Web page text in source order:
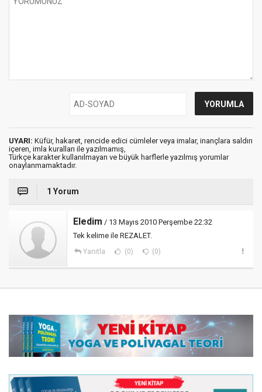
UYARI: Küfür, hakaret, rencide edici cümleler veya imalar, inançlara saldırı
içeren, imla kuralları ile yazılmamış,
Türkçe karakter kullanılmayan ve büyük harflerle yazılmış yorumlar
onaylanmamaktadır.
1 Yorum
Eledim / 13 Mayıs 2010 Perşembe 22:32
Tek kelime ile REZALET.
Yanıtla (0) (0)